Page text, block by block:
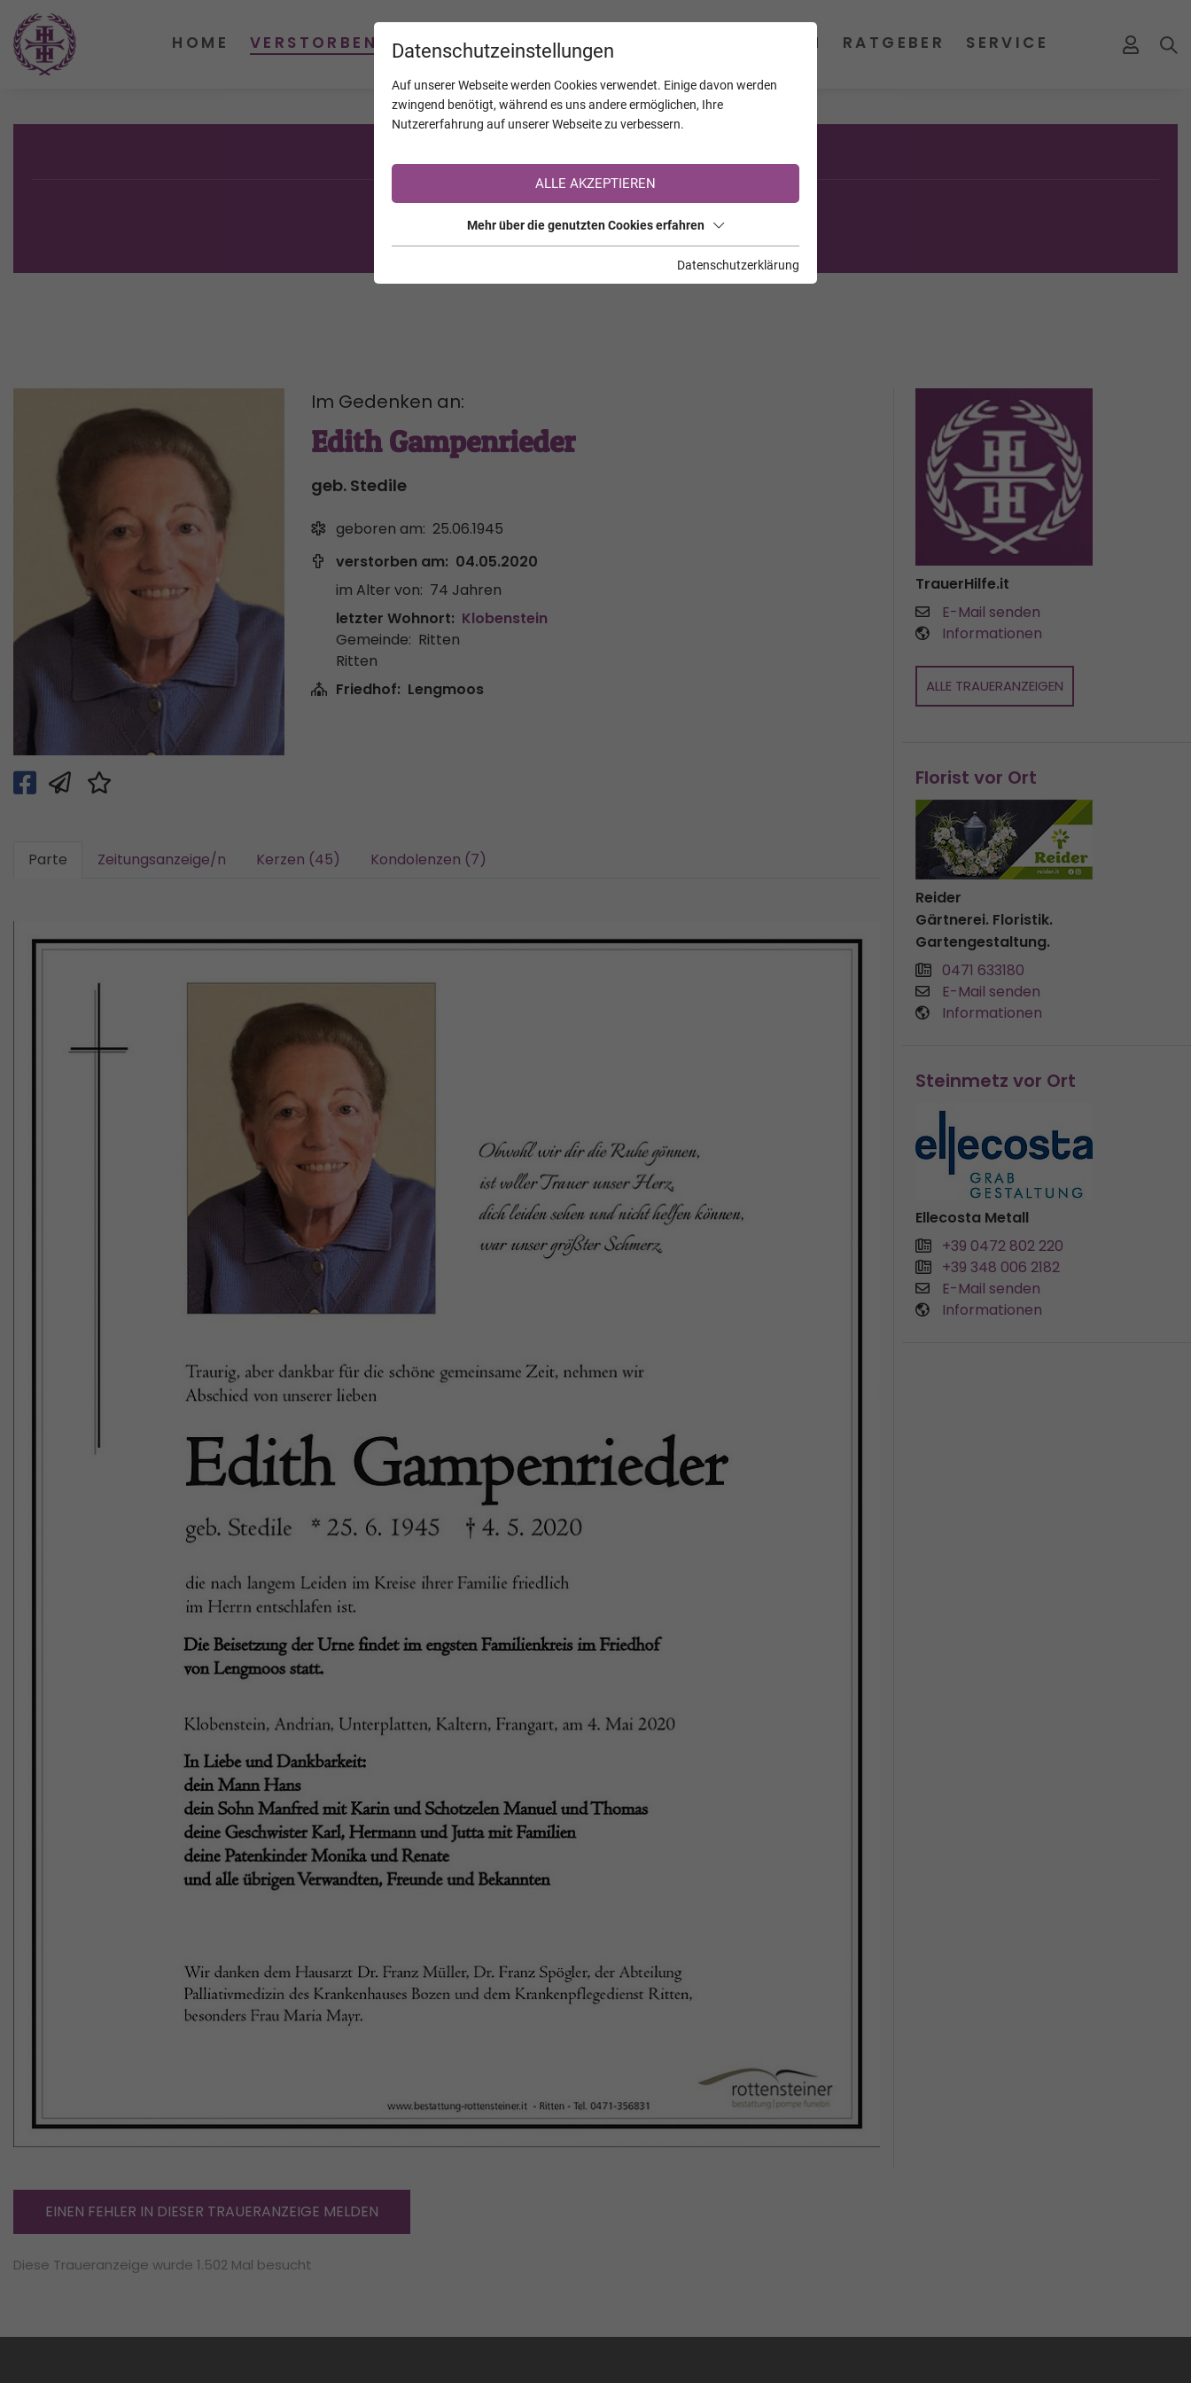
Sie sind noch nicht auf TrauerHilfe.it registriert?
>> zur kostenlosen Registrierung <<
Im Gedenken an:
Edith Gampenrieder
geb. Stedile
geboren am: 25.06.1945
verstorben am: 04.05.2020
im Alter von: 74 Jahren
letzter Wohnort: Klobenstein
Gemeinde: Ritten
Ritten
Friedhof: Lengmoos
Parte Zeitungsanzeige/n Kerzen (45) Kondolenzen (7)
TrauerHilfe.it
E-Mail senden
Informationen
ALLE TRAUERANZEIGEN
Florist vor Ort
Reider
Gärtnerei. Floristik.
Gartengestaltung.
0471 633180
E-Mail senden
Informationen
Steinmetz vor Ort
Ellecosta Metall
+39 0472 802 220
+39 348 006 2182
E-Mail senden
Informationen
EINEN FEHLER IN DIESER TRAUERANZEIGE MELDEN
Diese Traueranzeige wurde 1.502 Mal besucht
Datenschutzeinstellungen
Auf unserer Webseite werden Cookies verwendet. Einige davon werden
zwingend benötigt, während es uns andere ermöglichen, Ihre
Nutzererfahrung auf unserer Webseite zu verbessern.
ALLE AKZEPTIEREN
Mehr über die genutzten Cookies erfahren
Datenschutzerklärung
HOME VERSTORBENE KALENDER JAHRESTAGE UNTERNEHMEN RATGEBER SERVICE